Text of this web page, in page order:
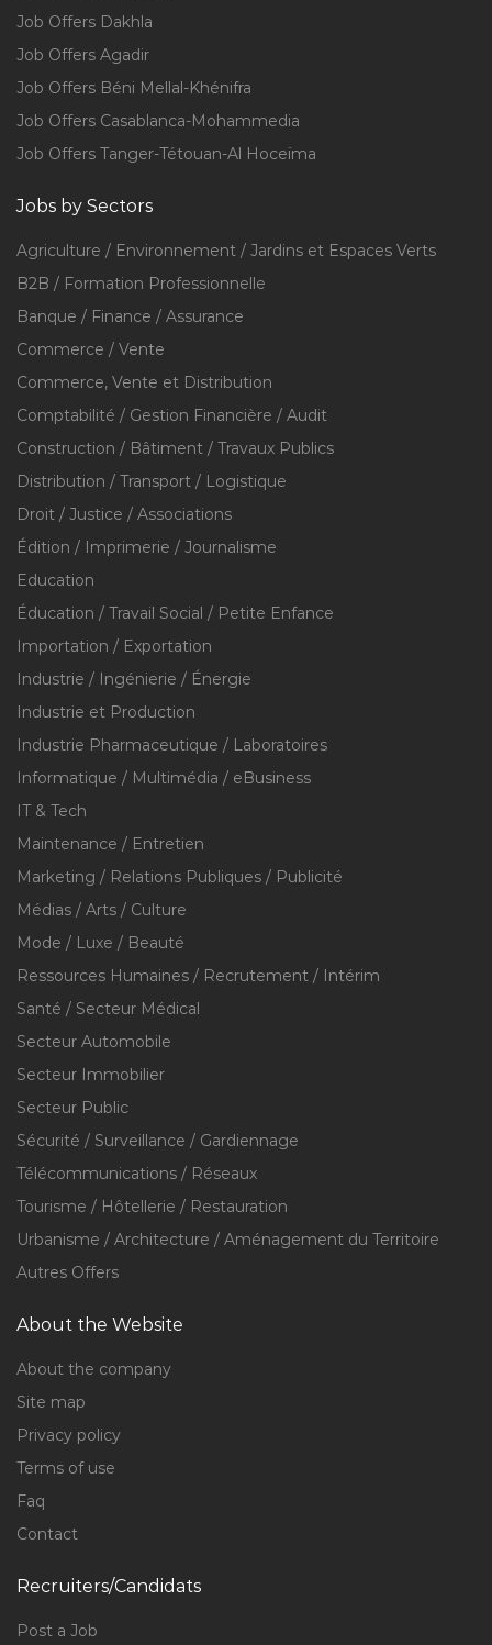
Job Offers Dakhla
Job Offers Agadir
Job Offers Béni Mellal-Khénifra
Job Offers Casablanca-Mohammedia
Job Offers Tanger-Tétouan-Al Hoceïma
Jobs by Sectors
Agriculture / Environnement / Jardins et Espaces Verts
B2B / Formation Professionnelle
Banque / Finance / Assurance
Commerce / Vente
Commerce, Vente et Distribution
Comptabilité / Gestion Financière / Audit
Construction / Bâtiment / Travaux Publics
Distribution / Transport / Logistique
Droit / Justice / Associations
Édition / Imprimerie / Journalisme
Education
Éducation / Travail Social / Petite Enfance
Importation / Exportation
Industrie / Ingénierie / Énergie
Industrie et Production
Industrie Pharmaceutique / Laboratoires
Informatique / Multimédia / eBusiness
IT & Tech
Maintenance / Entretien
Marketing / Relations Publiques / Publicité
Médias / Arts / Culture
Mode / Luxe / Beauté
Ressources Humaines / Recrutement / Intérim
Santé / Secteur Médical
Secteur Automobile
Secteur Immobilier
Secteur Public
Sécurité / Surveillance / Gardiennage
Télécommunications / Réseaux
Tourisme / Hôtellerie / Restauration
Urbanisme / Architecture / Aménagement du Territoire
Autres Offers
About the Website
About the company
Site map
Privacy policy
Terms of use
Faq
Contact
Recruiters/Candidats
Post a Job